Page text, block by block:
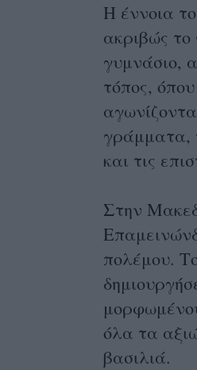
Η έννοια
ακριβώς
γυμνάσιο,
τόπος,
γράμματα,
και τις
Στην
πολέμου.
όλα τα
βασιλιά.